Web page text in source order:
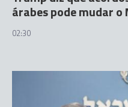
árabes pode mudar o
02:30